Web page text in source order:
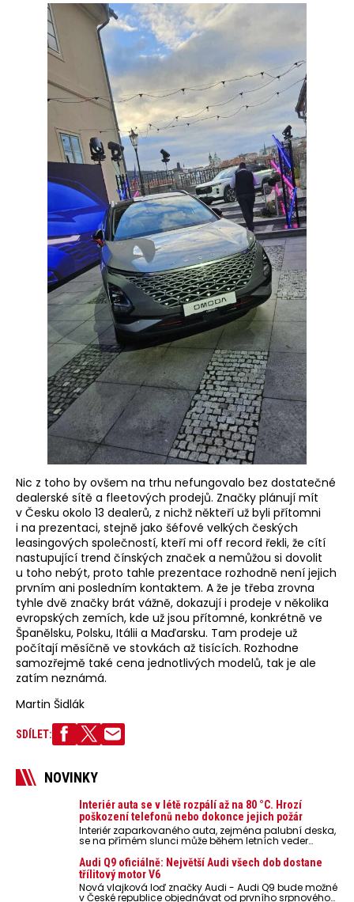
Nic z toho by ovšem na trhu nefungovalo bez dostatečné
dealerské sítě a fleetových prodejů. Značky plánují mít
v Česku okolo 13 dealerů, z nichž někteří už byli přítomni
i na prezentaci, stejně jako šéfové velkých českých
leasingových společností, kteří mi off record řekli, že cítí
nastupující trend čínských značek a nemůžou si dovolit
u toho nebýt, proto tahle prezentace rozhodně není jejich
prvním ani posledním kontaktem. A že je třeba zrovna
tyhle dvě značky brát vážně, dokazují i prodeje v několika
evropských zemích, kde už jsou přítomné, konkrétně ve
Španělsku, Polsku, Itálii a Maďarsku. Tam prodeje už
počítají měsíčně ve stovkách až tisících. Rozhodne
samozřejmě také cena jednotlivých modelů, tak je ale
zatím neznámá.
Martin Šidlák
SDÍLET:
NOVINKY
Interiér auta se v létě rozpálí až na 80 °C. Hrozí
poškození telefonů nebo dokonce jejich požár
Interiér zaparkovaného auta, zejména palubní deska,
se na přímém slunci může během letních veder
nebezpečí pro odložené mobilní telefony, powerbanky
nebo notebooky. Můžou urychlit stárnutí baterií,
poškodit elektroniku a ve výjimečných případech i
zvýšit riziko požáru.
Audi Q9 oficiálně: Největší Audi všech dob dostane
třílitový motor V6
Nová vlajková loď značky Audi - Audi Q9 bude možné
v České republice objednávat od prvního srpnového